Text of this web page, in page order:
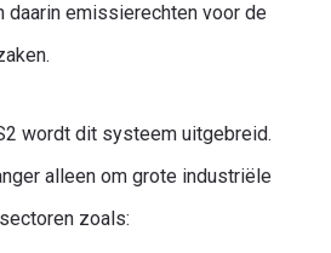
daarin emissierechten voor de
wordt dit systeem uitgebreid.
alleen om grote industriële
zoals: